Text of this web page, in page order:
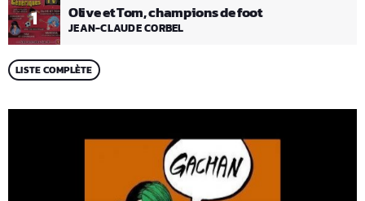
1 Olive et Tom, champions de foot
JEAN-CLAUDE CORBEL
LISTE COMPLÈTE